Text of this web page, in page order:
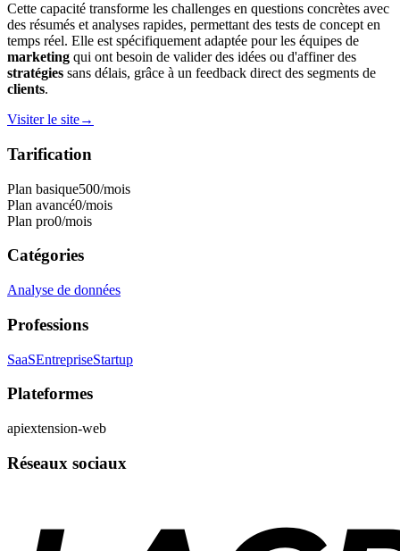
Cette capacité transforme les challenges en questions concrètes avec
des résumés et analyses rapides, permettant des tests de concept en
temps réel. Elle est spécifiquement adaptée pour les équipes de
marketing qui ont besoin de valider des idées ou d'affiner des
stratégies sans délais, grâce à un feedback direct des segments de
clients.
Visiter le site→
Tarification
Plan basique500/mois
Plan avancé0/mois
Plan pro0/mois
Catégories
Analyse de données
Professions
SaaSEntrepriseStartup
Plateformes
apiextension-web
Réseaux sociaux